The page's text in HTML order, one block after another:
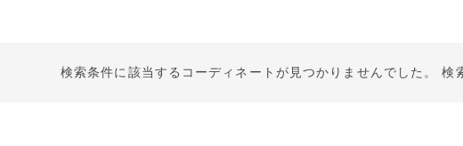
検索条件に該当するコーディネートが見つかりませんでした。 検